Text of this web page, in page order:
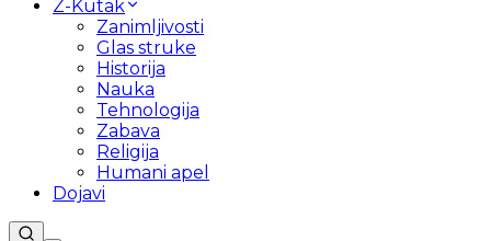
Z-Kutak
Zanimljivosti
Glas struke
Historija
Nauka
Tehnologija
Zabava
Religija
Humani apel
Dojavi